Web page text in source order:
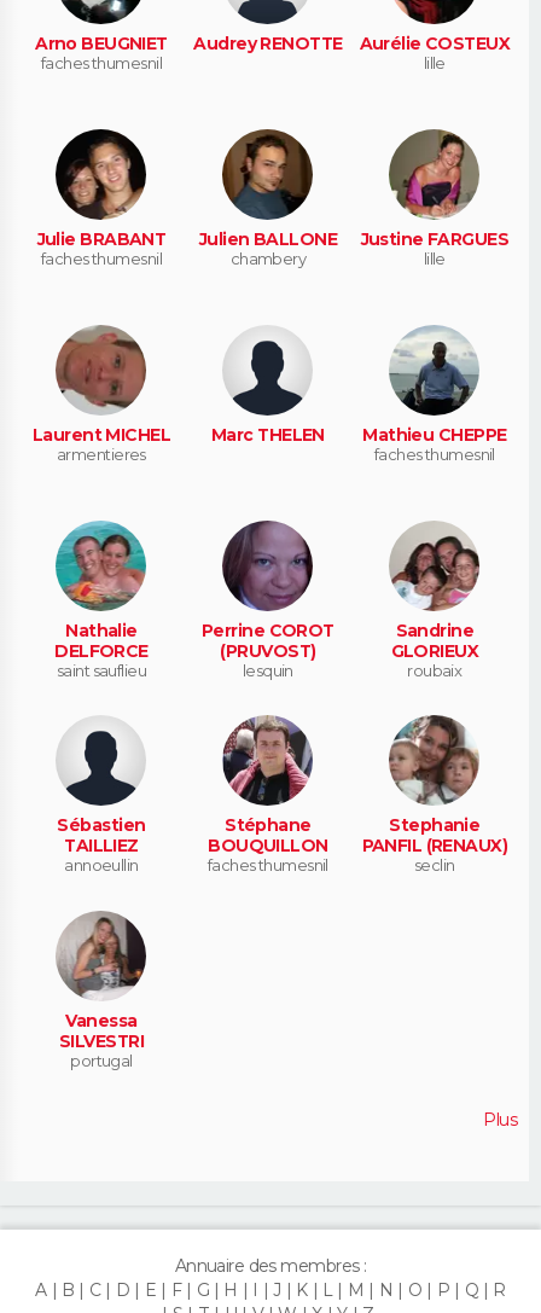
Arno BEUGNIET
faches thumesnil
Audrey RENOTTE Aurélie COSTEUX
lille
Julie BRABANT
faches thumesnil
Julien BALLONE
chambery
Justine FARGUES
lille
Laurent MICHEL
armentieres
Marc THELEN Mathieu CHEPPE
faches thumesnil
Nathalie
DELFORCE
saint sauflieu
Perrine COROT
(PRUVOST)
lesquin
Sandrine
GLORIEUX
roubaix
Sébastien
TAILLIEZ
annoeullin
Stéphane
BOUQUILLON
faches thumesnil
Stephanie
PANFIL (RENAUX)
seclin
Vanessa
SILVESTRI
portugal
Plus
Annuaire des membres :
A
B C D E F G H I J K L M N O P Q
R